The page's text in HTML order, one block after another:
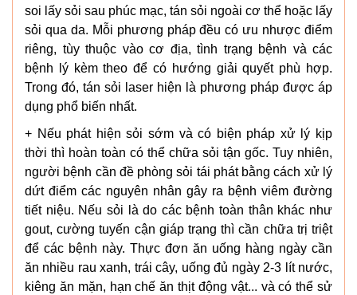
soi lấy sỏi sau phúc mạc, tán sỏi ngoài cơ thể hoặc lấy
sỏi qua da. Mỗi phương pháp đều có ưu nhược điểm
riêng, tùy thuộc vào cơ địa, tình trạng bệnh và các
bệnh lý kèm theo để có hướng giải quyết phù hợp.
Trong đó, tán sỏi laser hiện là phương pháp được áp
dụng phổ biến nhất.
+ Nếu phát hiện sỏi sớm và có biện pháp xử lý kịp
thời thì hoàn toàn có thể chữa sỏi tận gốc. Tuy nhiên,
người bệnh cần đề phòng sỏi tái phát bằng cách xử lý
dứt điểm các nguyên nhân gây ra bệnh viêm đường
tiết niệu. Nếu sỏi là do các bệnh toàn thân khác như
gout, cường tuyến cận giáp trạng thì cần chữa trị triệt
để các bệnh này. Thực đơn ăn uống hàng ngày cần
ăn nhiều rau xanh, trái cây, uống đủ ngày 2-3 lít nước,
kiêng ăn mặn, hạn chế ăn thịt động vật... và có thể sử